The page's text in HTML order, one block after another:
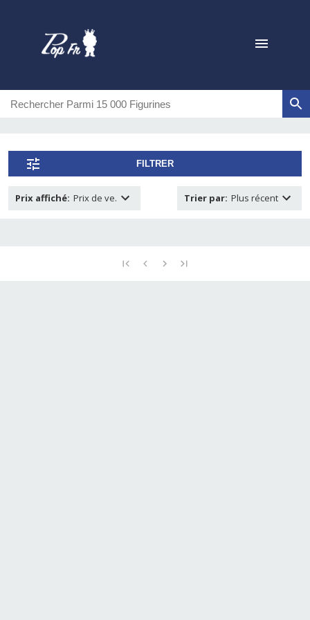
FILTRER
Prix affiché: Prix de ve. Trier par: Plus récent